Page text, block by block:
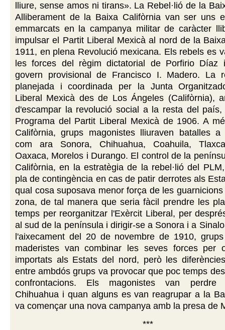
lliure, sense amos ni tirans». La Rebel·lió de la
Alliberament de la Baixa Califòrnia van ser uns
emmarcats en la campanya militar de caràcter
impulsar el Partit Liberal Mexicà al nord de la
1911, en plena Revolució mexicana. Els rebels es
les forces del règim dictatorial de Porfirio
govern provisional de Francisco I. Madero. La
planejada i coordinada per la Junta
Liberal Mexicà des de Los Ángeles (Califòrnia),
d'escampar la revolució social a la resta del país,
Programa del Partit Liberal Mexicà de 1906. A
Califòrnia, grups magonistes lliuraven batalles a
com ara Sonora, Chihuahua, Coahuila,
Oaxaca, Morelos i Durango. El control de la
Califòrnia, en la estratègia de la rebel·lió del
pla de contingència en cas de patir derrotes als
qual cosa suposava menor força de les
zona, de tal manera que seria fàcil prendre les
temps per reorganitzar l'Exèrcit Liberal, per
al sud de la península i dirigir-se a Sonora i a
l'aixecament del 20 de novembre de 1910,
maderistes van combinar les seves forces per
importats als Estats del nord, però les
entre ambdós grups va provocar que poc temps
confrontacions. Els magonistes van perdre
Chihuahua i quan alguns es van reagrupar a la
va començar una nova campanya amb la presa de
***